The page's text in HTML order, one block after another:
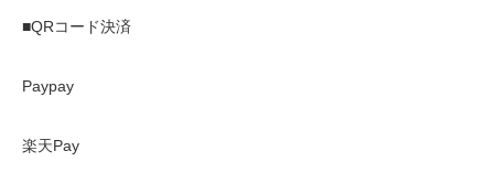
■QRコード決済
Paypay
楽天Pay